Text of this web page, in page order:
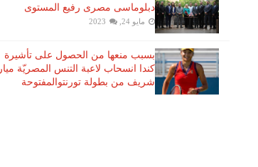
دبلوماسى مصرى رفيع المستوى
مايو 24, 2023
بسبب منعها من الحصول على تأشيرة
كندا انسحاب لاعبة ​التنس​ المصريّة ​ميار
شريف​ من بطولة ​تورنتو​المفتوحة